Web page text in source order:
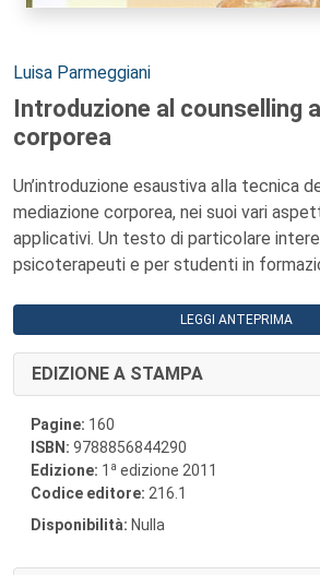
Autori:
Luisa Parmeggiani
Introduzione al counselling
corporea
Un’introduzione esaustiva alla tecnica
mediazione corporea, nei suoi vari
applicativi. Un testo di particolare
psicoterapeuti e per studenti in
LEGGI ANTEPRIMA
EDIZIONE A STAMPA
Pagine: 160
ISBN: 9788856844290
Edizione: 1 a edizione 2011
Codice editore: 216.1
Disponibilità: Nulla